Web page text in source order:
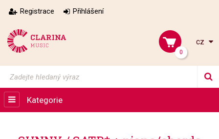
Registrace Přihlášení
0
cz
Kategorie